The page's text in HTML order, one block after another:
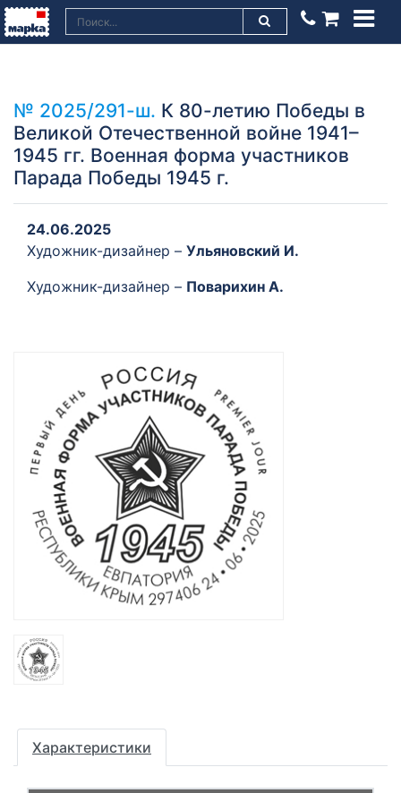
№ 2025/291-ш. К 80-летию Победы в
Великой Отечественной войне 1941–
1945 гг. Военная форма участников
Парада Победы 1945 г.
24.06.2025
Художник-дизайнер – Ульяновский И.
Художник-дизайнер – Поварихин А.
Характеристики